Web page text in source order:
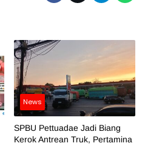
News
SPBU Pettuadae Jadi Biang
Kerok Antrean Truk, Pertamina